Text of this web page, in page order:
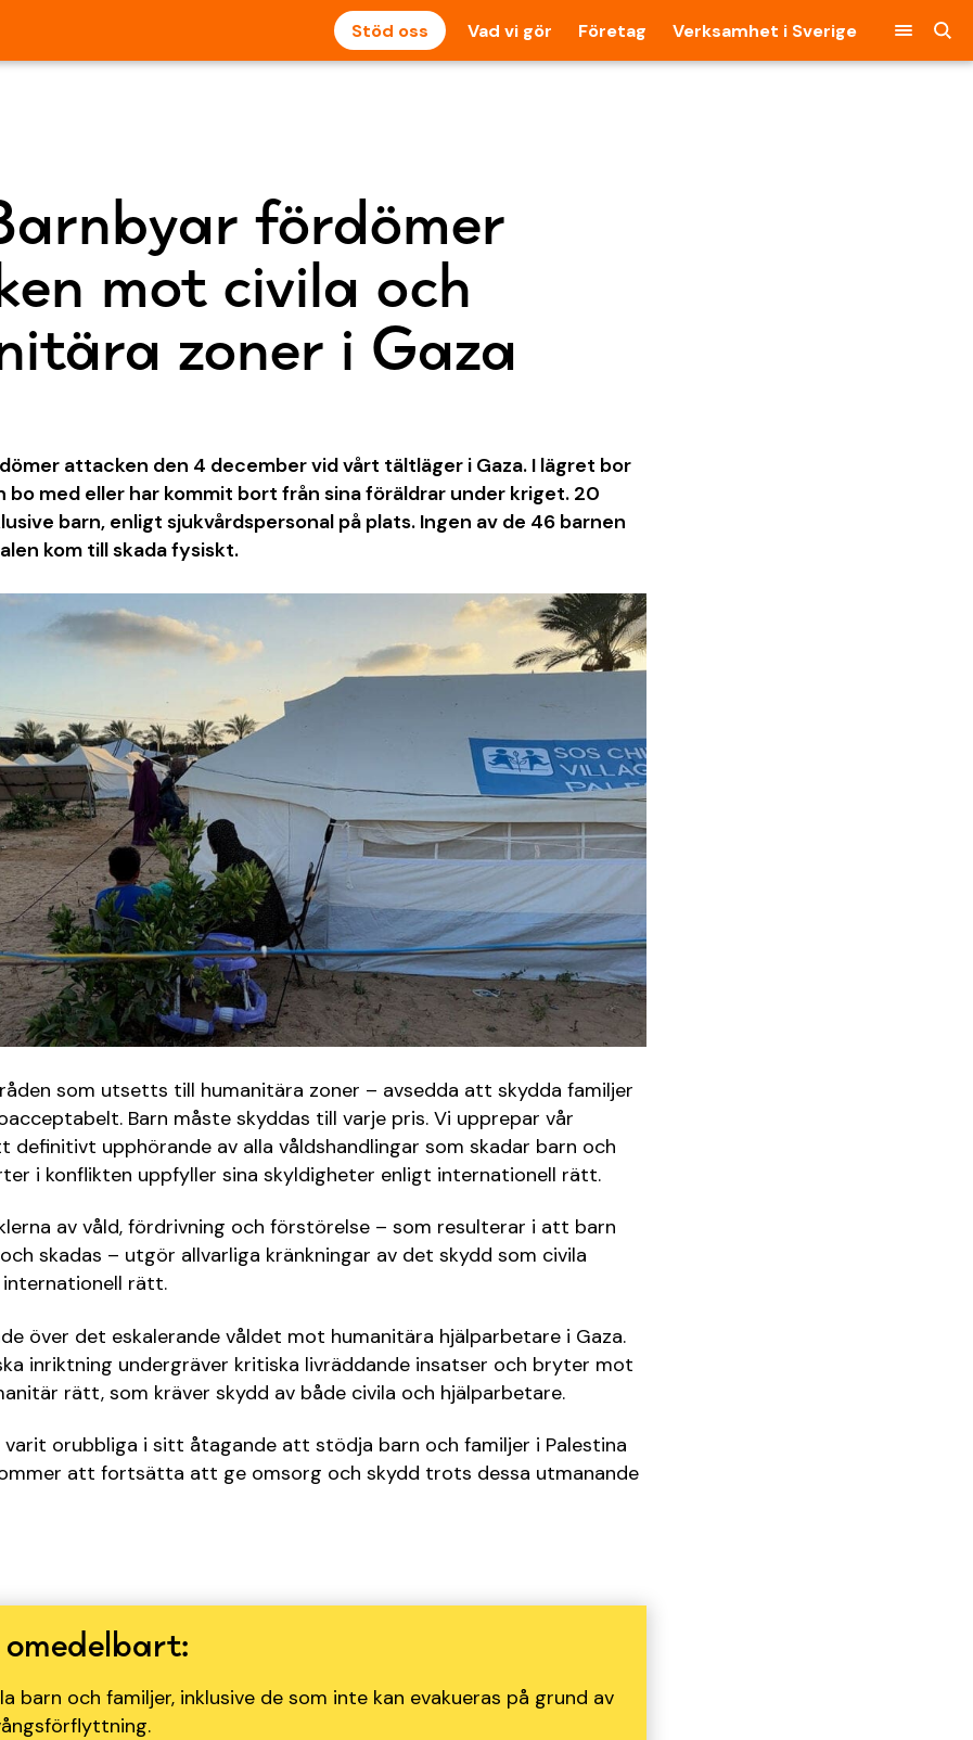
Stöd oss Vad vi gör Företag Verksamhet i Sverige
fördömer
mot civila och
zoner i Gaza
attacken den 4 december vid vårt tältläger i Gaza. I lägret bor
bo med eller har kommit bort från sina föräldrar under kriget. 20
barn, enligt sjukvårdspersonal på plats. Ingen av de 46 barnen
kom till skada fysiskt.
som utsetts till humanitära zoner – avsedda att skydda familjer
Barn måste skyddas till varje pris. Vi upprepar vår
definitivt upphörande av alla våldshandlingar som skadar barn och
i konflikten uppfyller sina skyldigheter enligt internationell rätt.
av våld, fördrivning och förstörelse – som resulterar i att barn
skadas – utgör allvarliga kränkningar av det skydd som civila
rätt.
över det eskalerande våldet mot humanitära hjälparbetare i Gaza.
inriktning undergräver kritiska livräddande insatser och bryter mot
rätt, som kräver skydd av både civila och hjälparbetare.
varit orubbliga i sitt åtagande att stödja barn och familjer i Palestina
att fortsätta att ge omsorg och skydd trots dessa utmanande
barn och familjer, inklusive de som inte kan evakueras på grund av